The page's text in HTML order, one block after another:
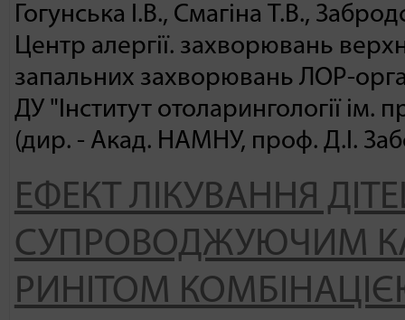
Гогунська І.В., Смагіна Т.В.,
​Центр алергії. захворювань
запальних захворювань ЛОР-
ДУ "Інститут отоларингології
(дир. - Акад. НАМНУ, проф. Д.І.
ЕФЕКТ ЛІКУВАННЯ
СУПРОВОДЖУЮЧИМ
РИНІТОМ